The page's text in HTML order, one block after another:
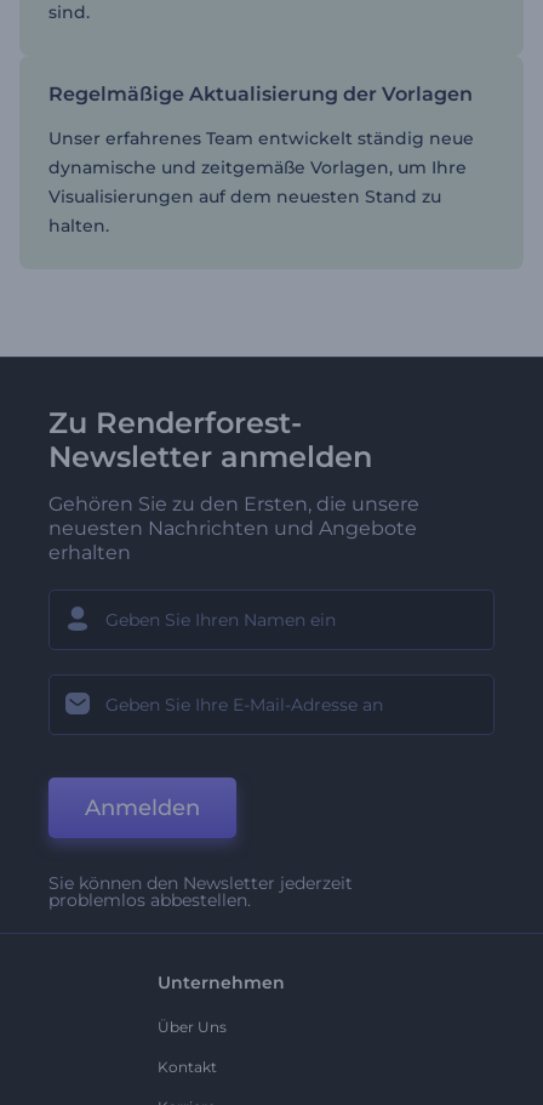
sind.
Regelmäßige Aktualisierung der Vorlagen
Unser erfahrenes Team entwickelt ständig neue
dynamische und zeitgemäße Vorlagen, um Ihre
Visualisierungen auf dem neuesten Stand zu
halten.
Zu Renderforest-
Newsletter anmelden
Gehören Sie zu den Ersten, die unsere
neuesten Nachrichten und Angebote
erhalten
Anmelden
Sie können den Newsletter jederzeit
problemlos abbestellen.
Unternehmen
Über Uns
Kontakt